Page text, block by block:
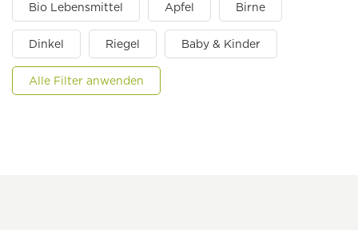
Bio Lebensmittel Apfel Birne
Dinkel Riegel Baby & Kinder
Alle Filter anwenden